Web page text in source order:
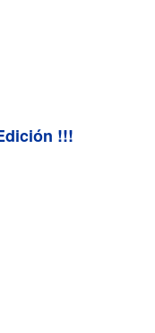
!!!